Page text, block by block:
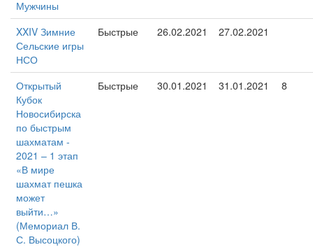
Мужчины
XXIV Зимние
Сельские игры
НСО
Быстрые 26.02.2021 27.02.2021
Открытый
Кубок
Новосибирска
по быстрым
шахматам -
2021 – 1 этап
«В мире
шахмат пешка
может
выйти…»
(Мемориал В.
С. Высоцкого)
Быстрые 30.01.2021 31.01.2021 8